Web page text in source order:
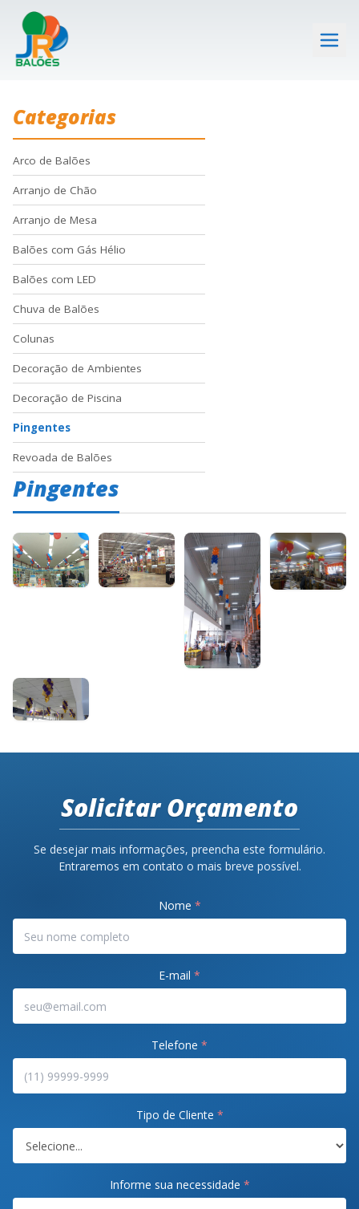
Categorias
Arco de Balões
Arranjo de Chão
Arranjo de Mesa
Balões com Gás Hélio
Balões com LED
Chuva de Balões
Colunas
Decoração de Ambientes
Decoração de Piscina
Pingentes
Revoada de Balões
Pingentes
Solicitar Orçamento
Se desejar mais informações, preencha este formulário.
Entraremos em contato o mais breve possível.
Nome *
E-mail *
Telefone *
Tipo de Cliente *
Informe sua necessidade *